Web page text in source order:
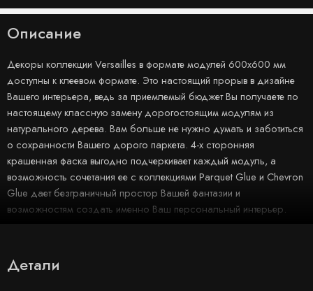
Описание
Декоры коллекции Versailles в формате модулей 600х600 мм
доступны к клеевом формате. Это настоящий прорыв в дизайне
Вашего интерьера, ведь за приемлемый бюджет Вы получаете по
настоящему классную замену дорогостоящим модулям из
натурального дерева. Вам больше не нужно думать и заботиться
о сохранности Вашего дорого паркета. 4-х сторонняя
крашенная фаска выгодно подчеркивает каждый модуль, а
возможность сочетания ее с коллекциями Parquet Glue и Chevron
Glue дает безграничный простор Вашей фантазии и
возможностям создать именно Ваш персональный интерьер.
Детали